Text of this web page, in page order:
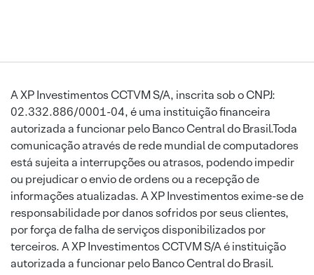
A XP Investimentos CCTVM S/A, inscrita sob o CNPJ:
02.332.886/0001-04, é uma instituição financeira
autorizada a funcionar pelo Banco Central do Brasil.Toda
comunicação através de rede mundial de computadores
está sujeita a interrupções ou atrasos, podendo impedir
ou prejudicar o envio de ordens ou a recepção de
informações atualizadas. A XP Investimentos exime-se de
responsabilidade por danos sofridos por seus clientes,
por força de falha de serviços disponibilizados por
terceiros. A XP Investimentos CCTVM S/A é instituição
autorizada a funcionar pelo Banco Central do Brasil.